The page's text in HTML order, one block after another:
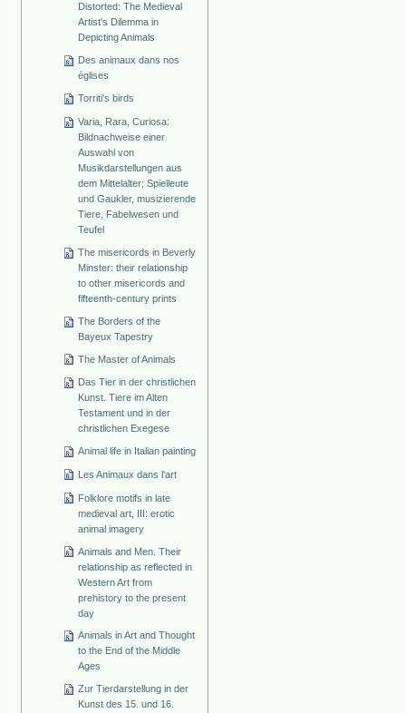
Distorted: The Medieval
Artist's Dilemma in
Depicting Animals
Des animaux dans nos
églises
Torriti's birds
Varia, Rara, Curiosa:
Bildnachweise einer
Auswahl von
Musikdarstellungen aus
dem Mittelalter; Spielleute
und Gaukler, musizierende
Tiere, Fabelwesen und
Teufel
The misericords in Beverly
Minster: their relationship
to other misericords and
fifteenth-century prints
The Borders of the
Bayeux Tapestry
The Master of Animals
Das Tier in der christlichen
Kunst. Tiere im Alten
Testament und in der
christlichen Exegese
Animal life in Italian painting
Les Animaux dans l'art
Folklore motifs in late
medieval art, III: erotic
animal imagery
Animals and Men. Their
relationship as reflected in
Western Art from
prehistory to the present
day
Animals in Art and Thought
to the End of the Middle
Ages
Zur Tierdarstellung in der
Kunst des 15. und 16.